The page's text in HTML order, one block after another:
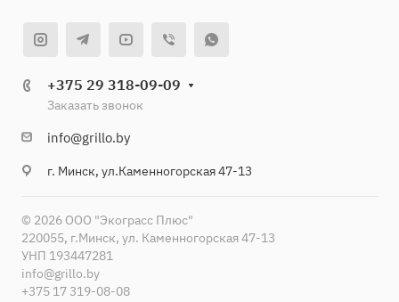
+375 29 318-09-09
Заказать звонок
info@grillo.by
г. Минск, ул.Каменногорская 47-13
© 2026 ООО "Экограсс Плюс"
220055, г.Минск, ул. Каменногорская 47-13
УНП 193447281
info@grillo.by
+375 17 319-08-08